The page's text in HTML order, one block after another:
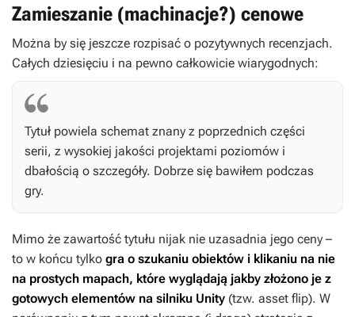
Zamieszanie (machinacje?) cenowe
Można by się jeszcze rozpisać o pozytywnych recenzjach.
Całych dziesięciu i na pewno całkowicie wiarygodnych:
Tytuł powiela schemat znany z poprzednich części
serii, z wysokiej jakości projektami poziomów i
dbałością o szczegóły. Dobrze się bawiłem podczas
gry.
Mimo że zawartość tytułu nijak nie uzasadnia jego ceny –
to w końcu tylko gra o szukaniu obiektów i klikaniu na nie
na prostych mapach, które wyglądają jakby złożono je z
gotowych elementów na silniku Unity (tzw. asset flip). W